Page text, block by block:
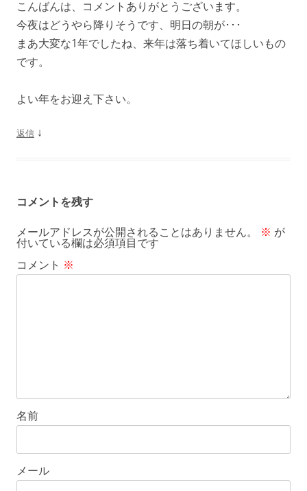
こんばんは、コメントありがとうございます。
今夜はどうやら降りそうです、明日の朝が･･･
まあ大変な1年でしたね、来年は落ち着いてほしいもの
です。
よい年をお迎え下さい。
返信 ↓
コメントを残す
メールアドレスが公開されることはありません。
※ が
付いている欄は必須項目です
コメント ※
名前
メール